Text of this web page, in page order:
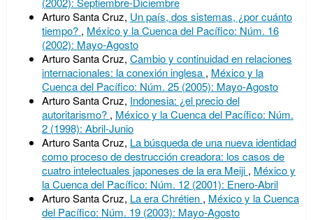
Arturo Santa Cruz, Un país, dos sistemas, ¿por cuánto
tiempo? , México y la Cuenca del Pacífico: Núm. 16
(2002): Mayo-Agosto
Arturo Santa Cruz, Cambio y continuidad en relaciones
internacionales: la conexión inglesa , México y la
Cuenca del Pacífico: Núm. 25 (2005): Mayo-Agosto
Arturo Santa Cruz, Indonesia: ¿el precio del
autoritarismo? , México y la Cuenca del Pacífico: Núm.
2 (1998): Abril-Junio
Arturo Santa Cruz, La búsqueda de una nueva identidad
como proceso de destrucción creadora: los casos de
cuatro intelectuales japoneses de la era Meiji , México y
la Cuenca del Pacífico: Núm. 12 (2001): Enero-Abril
Arturo Santa Cruz, La era Chrétien , México y la Cuenca
del Pacífico: Núm. 19 (2003): Mayo-Agosto